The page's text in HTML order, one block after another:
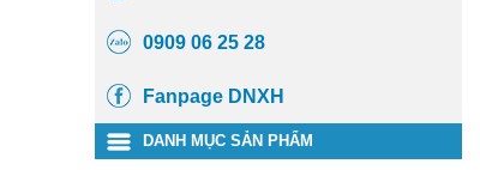
0909 06 25 28
Fanpage DNXH
DANH MỤC SẢN PHẨM